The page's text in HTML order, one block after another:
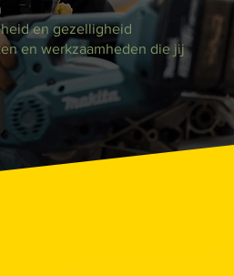
en gezelligheid
en werkzaamheden die jij